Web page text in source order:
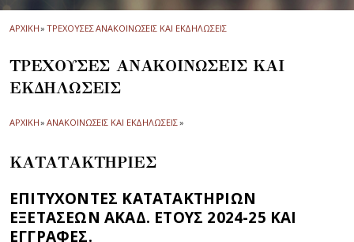
ΑΡΧΙΚΗ» ΤΡΕΧΟΥΣΕΣ ΑΝΑΚΟΙΝΩΣΕΙΣ ΚΑΙ ΕΚΔΗΛΩΣΕΙΣ
ΤΡΕΧΟΥΣΕΣ ΑΝΑΚΟΙΝΩΣΕΙΣ ΚΑΙ
ΕΚΔΗΛΩΣΕΙΣ
ΑΡΧΙΚΗ» ΑΝΑΚΟΙΝΩΣΕΙΣ ΚΑΙ ΕΚΔΗΛΩΣΕΙΣ»
ΚΑΤΑΤΑΚΤΗΡΙΕΣ
ΕΠΙΤΥΧΟΝΤΕΣ ΚΑΤΑΤΑΚΤΗΡΙΩΝ
ΕΞΕΤΑΣΕΩΝ ΑΚΑΔ. ΕΤΟΥΣ 2024-25 ΚΑΙ
ΕΓΓΡΑΦΕΣ.